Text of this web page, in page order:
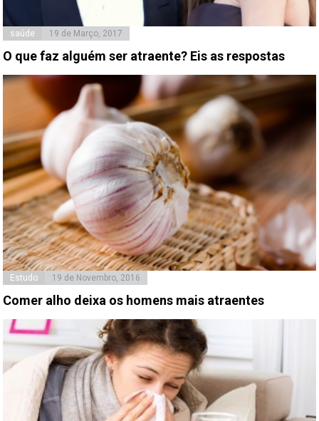
saúde 19 de Março, 2017
O que faz alguém ser atraente? Eis as respostas
Estudo 19 de Novembro, 2016
Comer alho deixa os homens mais atraentes